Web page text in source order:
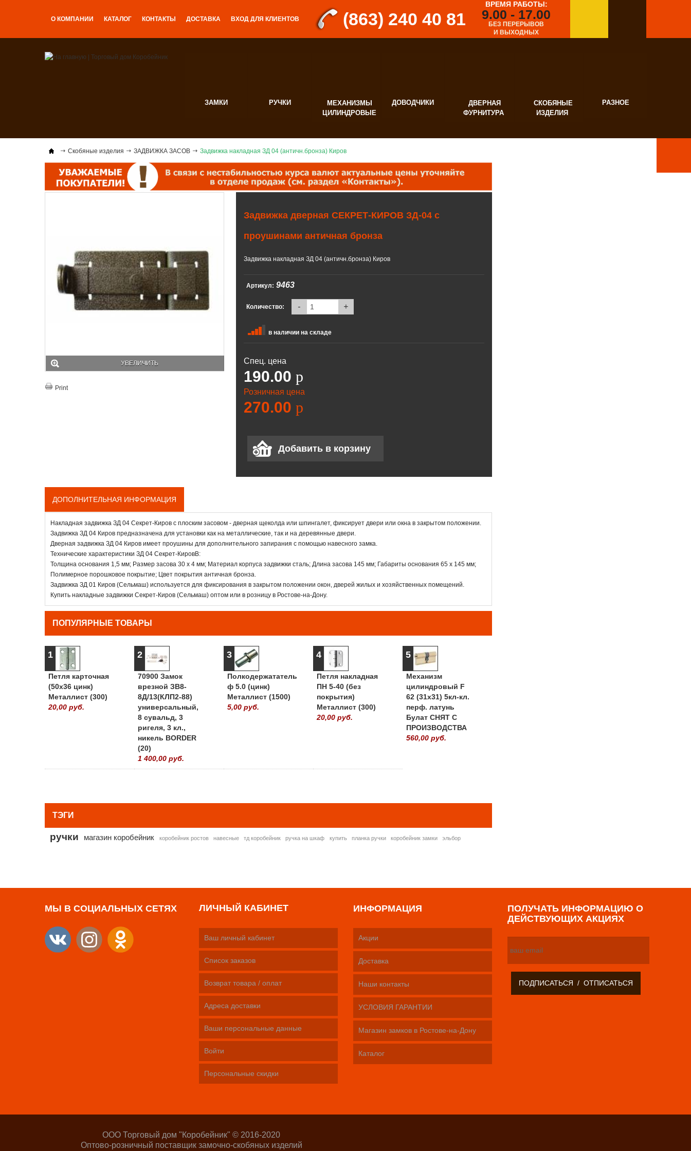
О КОМПАНИИ КАТАЛОГ КОНТАКТЫ ДОСТАВКА ВХОД ДЛЯ КЛИЕНТОВ
ЗАМКИ РУЧКИ
МЕХАНИЗМЫ
ЦИЛИНДРОВЫЕ
ДОВОДЧИКИ
ДВЕРНАЯ
ФУРНИТУРА
СКОБЯНЫЕ
ИЗДЕЛИЯ
РАЗНОЕ
(863) 240 40 81
ВРЕМЯ РАБОТЫ:
9.00 - 17.00
БЕЗ ПЕРЕРЫВОВ
И ВЫХОДНЫХ
Скобяные изделия ЗАДВИЖКА ЗАСОВ Задвижка накладная ЗД 04 (античн.бронза) Киров
УВЕЛИЧИТЬ
Print
Задвижка дверная СЕКРЕТ-КИРОВ ЗД-04 с
проушинами античная бронза
Задвижка накладная ЗД 04 (античн.бронза) Киров
Артикул: 9463
Количество: - +
в наличии на складе
Спец. цена
190.00 p
Розничная цена
270.00 p
ДОПОЛНИТЕЛЬНАЯ ИНФОРМАЦИЯ
Накладная задвижка ЗД 04 Секрет-Киров с плоским засовом - дверная щеколда или шпингалет, фиксирует двери или окна в закрытом положении.
Задвижка ЗД 04 Киров предназначена для установки как на металлические, так и на деревянные двери.
Дверная задвижка ЗД 04 Киров имеет проушины для дополнительного запирания с помощью навесного замка.
Технические характеристики ЗД 04 Секрет-КировВ:
Толщина основания 1,5 мм; Размер засова 30 х 4 мм; Материал корпуса задвижки сталь; Длина засова 145 мм; Габариты основания 65 х 145 мм;
Полимерное порошковое покрытие; Цвет покрытия античная бронза.
Задвижка ЗД 01 Киров (Сельмаш) используется для фиксирования в закрытом положении окон, дверей жилых и хозяйственных помещений.
Купить накладные задвижки Секрет-Киров (Сельмаш) оптом или в розницу в Ростове-на-Дону.
ПОПУЛЯРНЫЕ ТОВАРЫ
1
Петля карточная
(50х36 цинк)
Металлист (300)
20,00 руб.
2
70900 Замок
врезной ЗВ8-
8Д/13(КЛП2-88)
универсальный,
8 сувальд, 3
ригеля, 3 кл.,
никель BORDER
(20)
1 400,00 руб.
3
Полкодержататель
ф 5.0 (цинк)
Металлист (1500)
5,00 руб.
4
Петля накладная
ПН 5-40 (без
покрытия)
Металлист (300)
20,00 руб.
5
Механизм
цилиндровый F
62 (31х31) 5кл-кл.
перф. латунь
Булат СНЯТ С
ПРОИЗВОДСТВА
560,00 руб.
ТЭГИ
ручки магазин коробейник коробейник ростов навесные тд коробейник ручка на шкаф купить планка ручки коробейник замки эльбор
МЫ В СОЦИАЛЬНЫХ СЕТЯХ ЛИЧНЫЙ КАБИНЕТ
Ваш личный кабинет
Список заказов
Возврат товара / оплат
Адреса доставки
Ваши персональные данные
Войти
Персональные скидки
ИНФОРМАЦИЯ
Акции
Доставка
Наши контакты
УСЛОВИЯ ГАРАНТИИ
Магазин замков в Ростове-на-Дону
Каталог
ПОЛУЧАТЬ ИНФОРМАЦИЮ О
ДЕЙСТВУЮЩИХ АКЦИЯХ
ООО Торговый дом "Коробейник" © 2016-2020
Оптово-розничный поставщик замочно-скобяных изделий